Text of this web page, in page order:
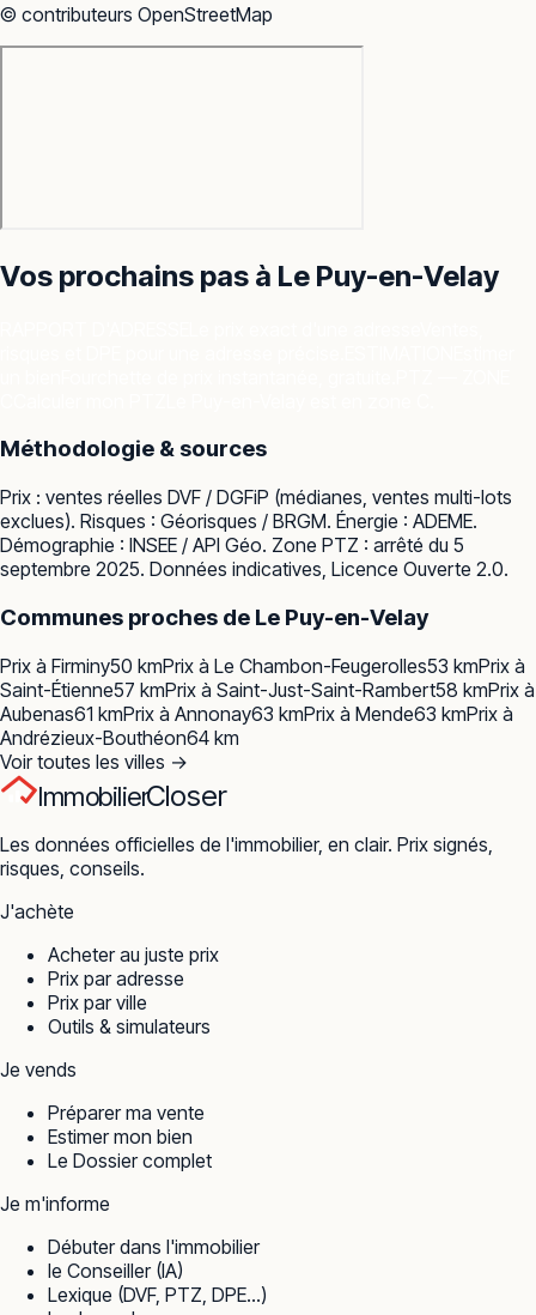
© contributeurs OpenStreetMap
Vos prochains pas à Le Puy-en-Velay
Méthodologie & sources
Prix : ventes réelles DVF / DGFiP (médianes, ventes multi-lots
exclues). Risques : Géorisques / BRGM. Énergie : ADEME.
Démographie : INSEE / API Géo. Zone PTZ : arrêté du 5
septembre 2025. Données indicatives, Licence Ouverte 2.0.
Communes proches de Le Puy-en-Velay
Prix à Firminy50 kmPrix à Le Chambon-Feugerolles53 kmPrix à
Saint-Étienne57 kmPrix à Saint-Just-Saint-Rambert58 kmPrix à
Aubenas61 kmPrix à Annonay63 kmPrix à Mende63 kmPrix à
Andrézieux-Bouthéon64 km
Voir toutes les villes →
ImmobilierCloser
Les données officielles de l'immobilier, en clair. Prix signés,
risques, conseils.
J'achète
Acheter au juste prix
Prix par adresse
Prix par ville
Outils & simulateurs
Je vends
Préparer ma vente
Estimer mon bien
Le Dossier complet
Je m'informe
Débuter dans l'immobilier
le Conseiller (IA)
Lexique (DVF, PTZ, DPE…)